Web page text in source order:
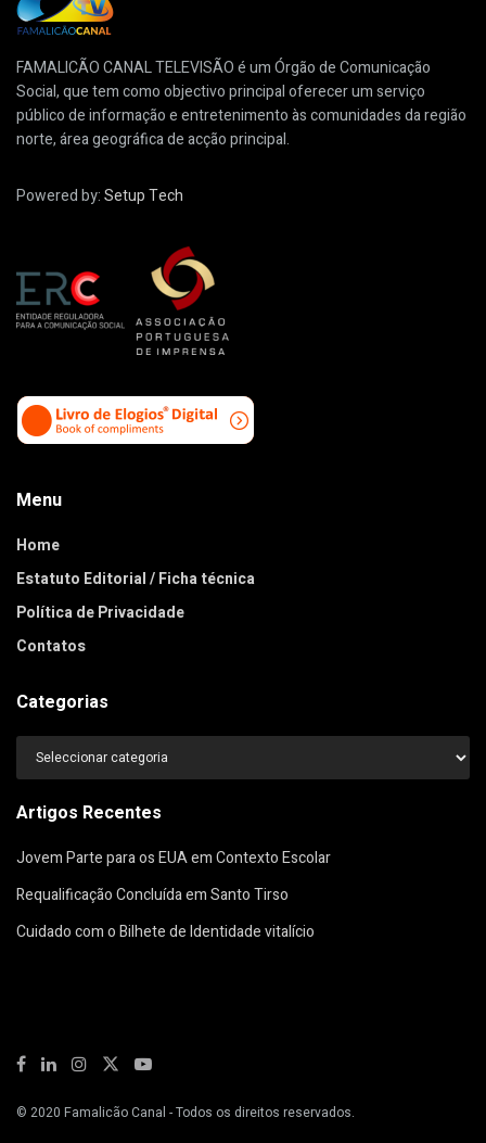
FAMALICÃO CANAL TELEVISÃO é um Órgão de Comunicação
Social, que tem como objectivo principal oferecer um serviço
público de informação e entretenimento às comunidades da região
norte, área geográfica de acção principal.
Powered by:Setup Tech
Menu
Home
Estatuto Editorial / Ficha técnica
Política de Privacidade
Contatos
Categorias
Categorias
Artigos Recentes
Jovem Parte para os EUA em Contexto Escolar
Requalificação Concluída em Santo Tirso
Cuidado com o Bilhete de Identidade vitalício
© 2020 Famalicão Canal - Todos os direitos reservados.